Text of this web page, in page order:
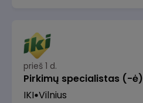
prieš 1 d.
Pirkimų specialistas (-ė)
IKI Vilnius